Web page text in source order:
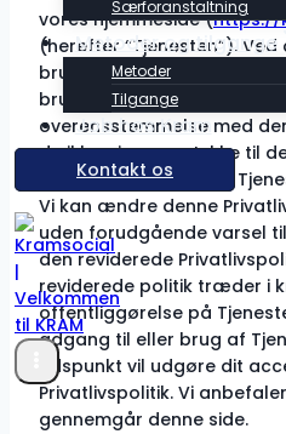
Særforanstaltning
Metoder og tilgange
Metoder
Tilgange
Job hos Kram
Kontakt os
vores hjemmeside (https://
(herefter “Tjenesten”).
bruge Tjenesten giver du
brug og videregivelse af
overensstemmelse med
du ikke giver samtykke til
adgang til eller bruge
Vi kan ændre denne
uden forudgående varsel
den reviderede
reviderede politik træder i
offentliggørelse på
adgang til eller brug af
tidspunkt vil udgøre dit
Privatlivspolitik. Vi
gennemgår denne side.